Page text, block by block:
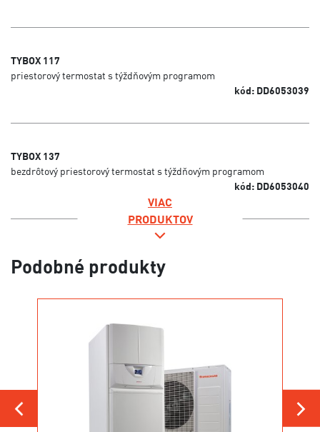
TYBOX 117
priestorový termostat s týždňovým programom
kód: DD6053039
TYBOX 137
bezdrôtový priestorový termostat s týždňovým programom
kód: DD6053040
VIAC
PRODUKTOV
Podobné produkty